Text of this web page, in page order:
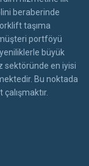
beraberinde
taşıma
portföyü
büyük
sektöründe en iyisi
Bu noktada
çalışmaktır.